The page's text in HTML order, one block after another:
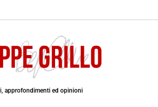
approfondimenti ed opinioni